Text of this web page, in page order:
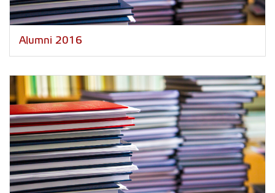
Alumni 2016